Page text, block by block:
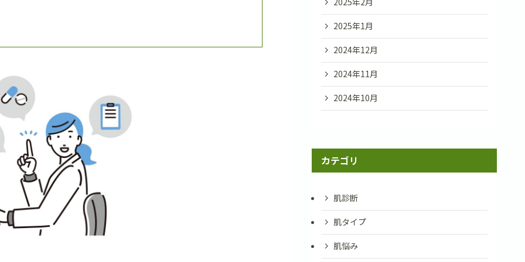
2025年1月
2024年12月
2024年11月
2024年10月
カテゴリ
肌診断
肌タイプ
肌悩み